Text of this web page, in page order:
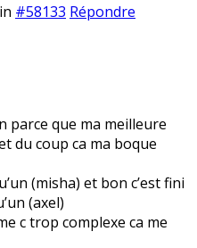
#58133 Répondre
parce que ma meilleure
du coup ca ma boque
(misha) et bon c’est fini
(axel)
c trop complexe ca me